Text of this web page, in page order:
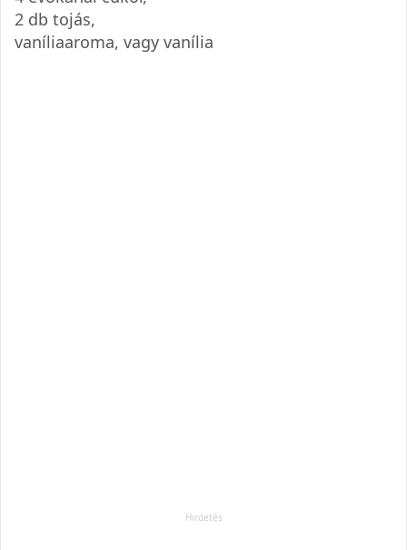
2 db tojás,
vaníliaaroma, vagy vanília